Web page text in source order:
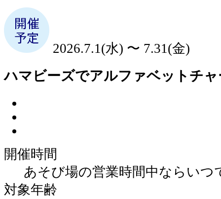
2026.7.1(水) 〜 7.31(金)
ハマビーズでアルファベットチ
開催時間
あそび場の営業時間中ならいつ
対象年齢